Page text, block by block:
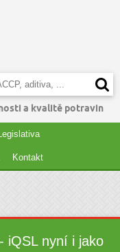
a kvalitě potravin
Kontakt
iQSL nyní i jako